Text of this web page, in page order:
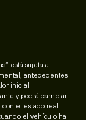
está sujeta a
antecedentes
inicial
y podrá cambiar
el estado real
el vehículo ha